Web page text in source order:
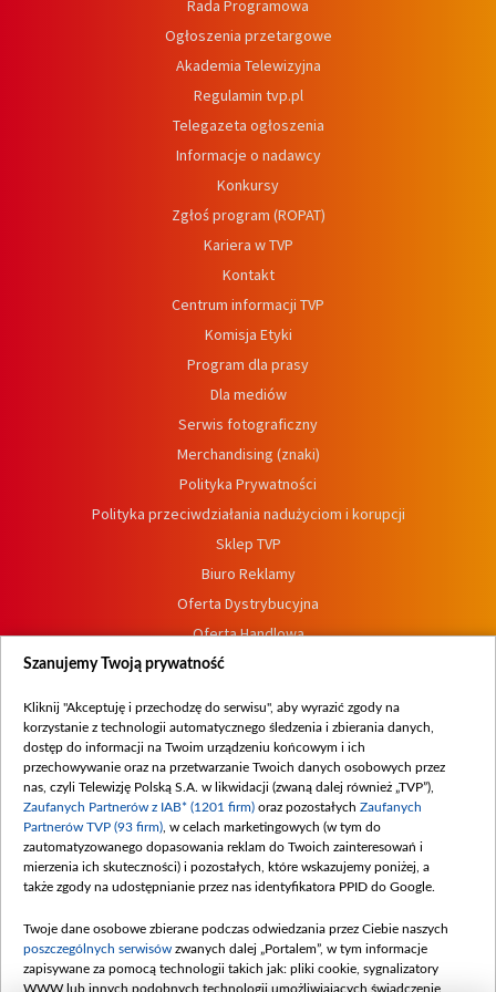
Rada Programowa
Ogłoszenia przetargowe
Akademia Telewizyjna
Regulamin tvp.pl
Telegazeta ogłoszenia
Informacje o nadawcy
Konkursy
Zgłoś program (ROPAT)
Kariera w TVP
Kontakt
Centrum informacji TVP
Komisja Etyki
Program dla prasy
Dla mediów
Serwis fotograficzny
Merchandising (znaki)
Polityka Prywatności
Polityka przeciwdziałania nadużyciom i korupcji
Sklep TVP
Biuro Reklamy
Oferta Dystrybucyjna
Oferta Handlowa
Dostępność
Procedura zgłoszeń wewnętrznych
Szanujemy Twoją prywatność
Kliknij "Akceptuję i przechodzę do serwisu", aby wyrazić zgody na
korzystanie z technologii automatycznego śledzenia i zbierania danych,
dostęp do informacji na Twoim urządzeniu końcowym i ich
przechowywanie oraz na przetwarzanie Twoich danych osobowych przez
nas, czyli Telewizję Polską S.A. w likwidacji (zwaną dalej również „TVP”),
Zaufanych Partnerów z IAB* (1201 firm) oraz pozostałych Zaufanych
Partnerów TVP (93 firm) , w celach marketingowych (w tym do
zautomatyzowanego dopasowania reklam do Twoich zainteresowań i
mierzenia ich skuteczności) i pozostałych, które wskazujemy poniżej, a
także zgody na udostępnianie przez nas identyfikatora PPID do Google.
Twoje dane osobowe zbierane podczas odwiedzania przez Ciebie naszych
poszczególnych serwisów zwanych dalej „Portalem”, w tym informacje
zapisywane za pomocą technologii takich jak: pliki cookie, sygnalizatory
WWW lub innych podobnych technologii umożliwiających świadczenie